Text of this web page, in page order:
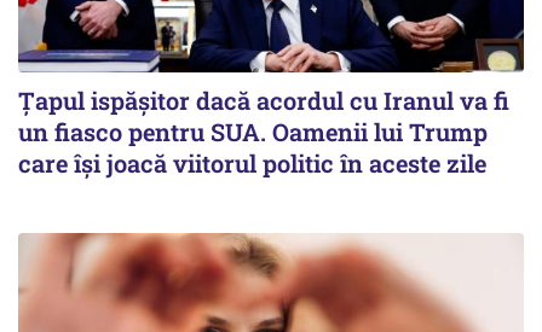
Țapul ispășitor dacă acordul cu Iranul va fi
un fiasco pentru SUA. Oamenii lui Trump
care își joacă viitorul politic în aceste zile